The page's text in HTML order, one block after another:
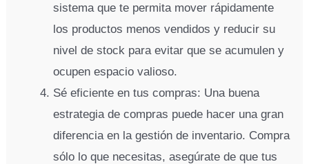
sistema que te permita mover rápidamente
los productos menos vendidos y reducir su
nivel de stock para evitar que se acumulen y
ocupen espacio valioso.
Sé eficiente en tus compras: Una buena
estrategia de compras puede hacer una gran
diferencia en la gestión de inventario. Compra
sólo lo que necesitas, asegúrate de que tus